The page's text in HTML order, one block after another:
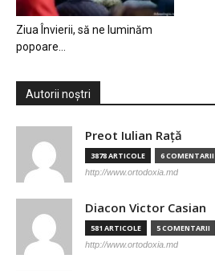
Ziua Învierii, să ne luminăm
popoare…
Autorii noștri
Preot Iulian Raţă
3878 ARTICOLE 6 COMENTARII
http://www.ortodoxia.md
Diacon Victor Casian
581 ARTICOLE 5 COMENTARII
http://www.ortodoxia.md